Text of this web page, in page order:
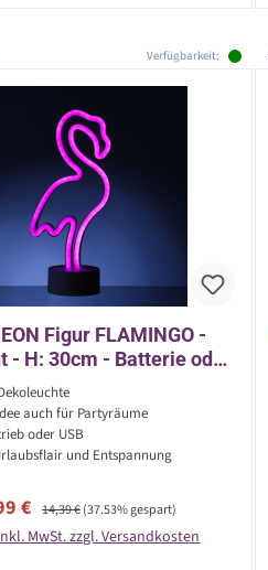
Verfügbarkeit:
Figur FLAMINGO -
- H: 30cm - Batterie oder
- stehend - pink
auch für Partyräume
oder USB
und Entspannung
€ Regulärer Preis:
14,39 €(37.53% gespart)
MwSt. zzgl. Versandkosten